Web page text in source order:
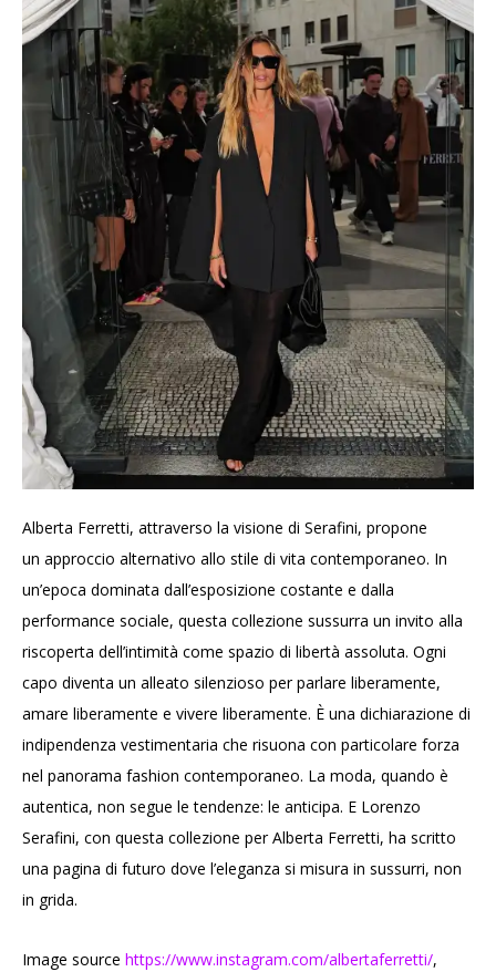
Alberta Ferretti, attraverso la visione di Serafini, propone
un approccio alternativo allo stile di vita contemporaneo. In
un’epoca dominata dall’esposizione costante e dalla
performance sociale, questa collezione sussurra un invito alla
riscoperta dell’intimità come spazio di libertà assoluta. Ogni
capo diventa un alleato silenzioso per parlare liberamente,
amare liberamente e vivere liberamente. È una dichiarazione di
indipendenza vestimentaria che risuona con particolare forza
nel panorama fashion contemporaneo. La moda, quando è
autentica, non segue le tendenze: le anticipa. E Lorenzo
Serafini, con questa collezione per Alberta Ferretti, ha scritto
una pagina di futuro dove l’eleganza si misura in sussurri, non
in grida.
Image source https://www.instagram.com/albertaferretti/,